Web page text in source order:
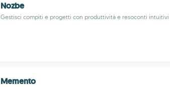
Nozbe
Gestisci compiti e progetti con produttività e resoconti intuitivi
Memento